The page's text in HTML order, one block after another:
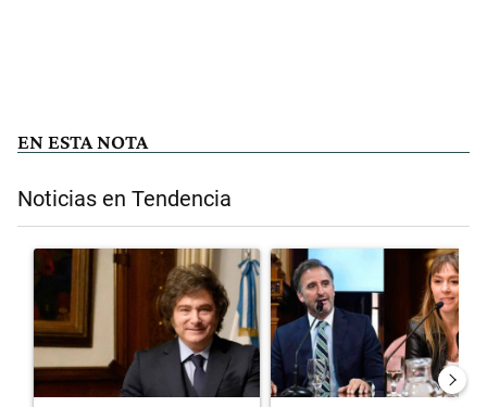
EN ESTA NOTA
Noticias en Tendencia
Un artículo de tendencia con el título "Encuesta: Patricia Bullrich
Un artículo de tendencia con el